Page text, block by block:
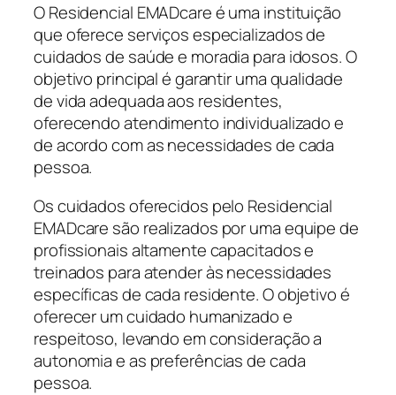
O Residencial EMADcare é uma instituição
que oferece serviços especializados de
cuidados de saúde e moradia para idosos. O
objetivo principal é garantir uma qualidade
de vida adequada aos residentes,
oferecendo atendimento individualizado e
de acordo com as necessidades de cada
pessoa.
Os cuidados oferecidos pelo Residencial
EMADcare são realizados por uma equipe de
profissionais altamente capacitados e
treinados para atender às necessidades
específicas de cada residente. O objetivo é
oferecer um cuidado humanizado e
respeitoso, levando em consideração a
autonomia e as preferências de cada
pessoa.